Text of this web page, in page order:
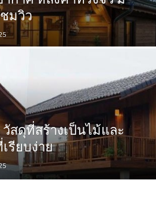
มวิว
สดุที่สร้างเป็นไม้และ
รียบง่าย